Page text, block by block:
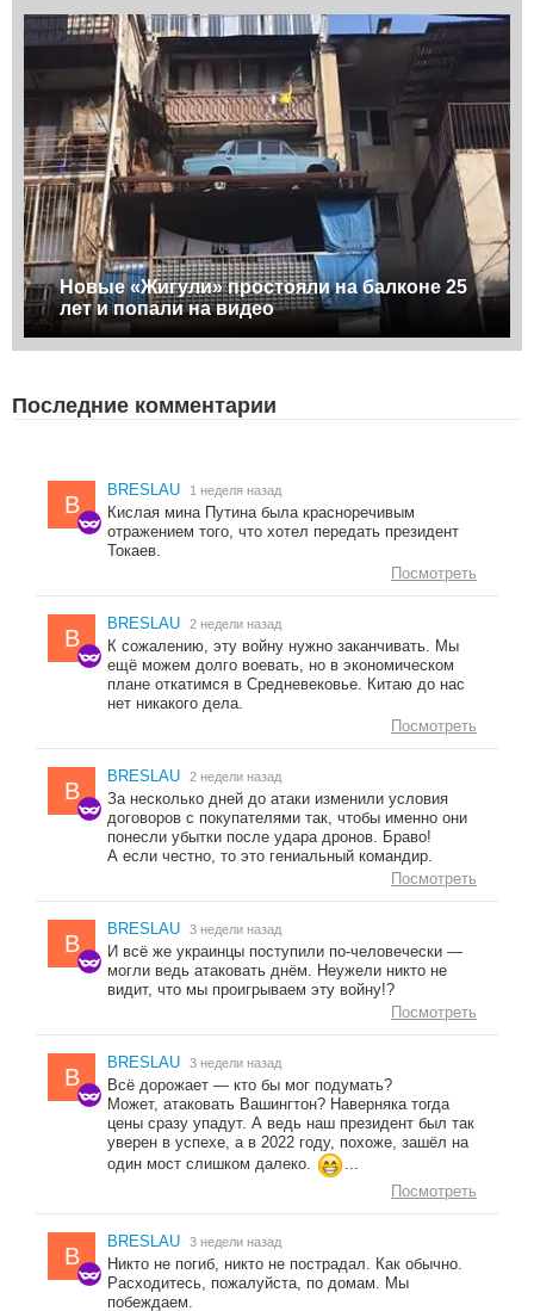
Новые «Жигули» простояли на балконе 25
лет и попали на видео
Последние комментарии
B
BRESLAU 1 неделя назад
Кислая мина Путина была красноречивым
отражением того, что хотел передать президент
Токаев.
Посмотреть
B
BRESLAU 2 недели назад
К сожалению, эту войну нужно заканчивать. Мы
ещё можем долго воевать, но в экономическом
плане откатимся в Средневековье. Китаю до нас
нет никакого дела.
Посмотреть
B
BRESLAU 2 недели назад
За несколько дней до атаки изменили условия
договоров с покупателями так, чтобы именно они
понесли убытки после удара дронов. Браво!
А если честно, то это гениальный командир.
Посмотреть
B
BRESLAU 3 недели назад
И всё же украинцы поступили по-человечески —
могли ведь атаковать днём. Неужели никто не
видит, что мы проигрываем эту войну!?
Посмотреть
B
BRESLAU 3 недели назад
Всё дорожает — кто бы мог подумать?
Может, атаковать Вашингтон? Наверняка тогда
цены сразу упадут. А ведь наш президент был так
уверен в успехе, а в 2022 году, похоже, зашёл на
один мост слишком далеко.
...
Посмотреть
B
BRESLAU 3 недели назад
Никто не погиб, никто не пострадал. Как обычно.
Расходитесь, пожалуйста, по домам. Мы
побеждаем.